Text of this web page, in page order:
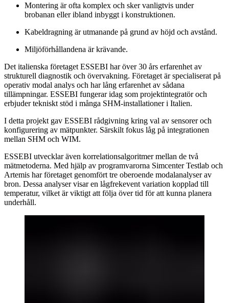
Montering är ofta komplex och sker vanligtvis under
brobanan eller ibland inbyggt i konstruktionen.
Kabeldragning är utmanande på grund av höjd och avstånd.
Miljöförhållandena är krävande.
Det italienska företaget ESSEBI har över 30 års erfarenhet av
strukturell diagnostik och övervakning. Företaget är specialiserat på
operativ modal analys och har lång erfarenhet av sådana
tillämpningar. ESSEBI fungerar idag som projektintegratör och
erbjuder tekniskt stöd i många SHM-installationer i Italien.
I detta projekt gav ESSEBI rådgivning kring val av sensorer och
konfigurering av mätpunkter. Särskilt fokus låg på integrationen
mellan SHM och WIM.
ESSEBI utvecklar även korrelationsalgoritmer mellan de två
mätmetoderna. Med hjälp av programvarorna Simcenter Testlab och
Artemis har företaget genomfört tre oberoende modalanalyser av
bron. Dessa analyser visar en lågfrekevent variation kopplad till
temperatur, vilket är viktigt att följa över tid för att kunna planera
underhåll.